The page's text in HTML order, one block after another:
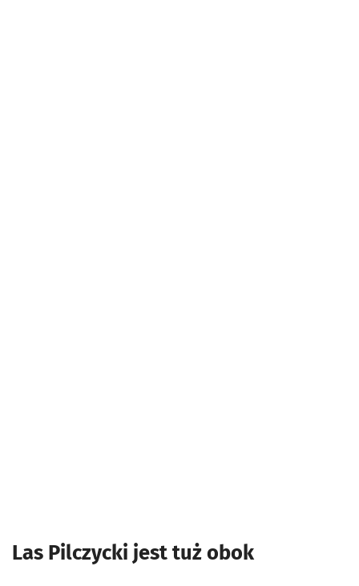
Las Pilczycki jest tuż obok